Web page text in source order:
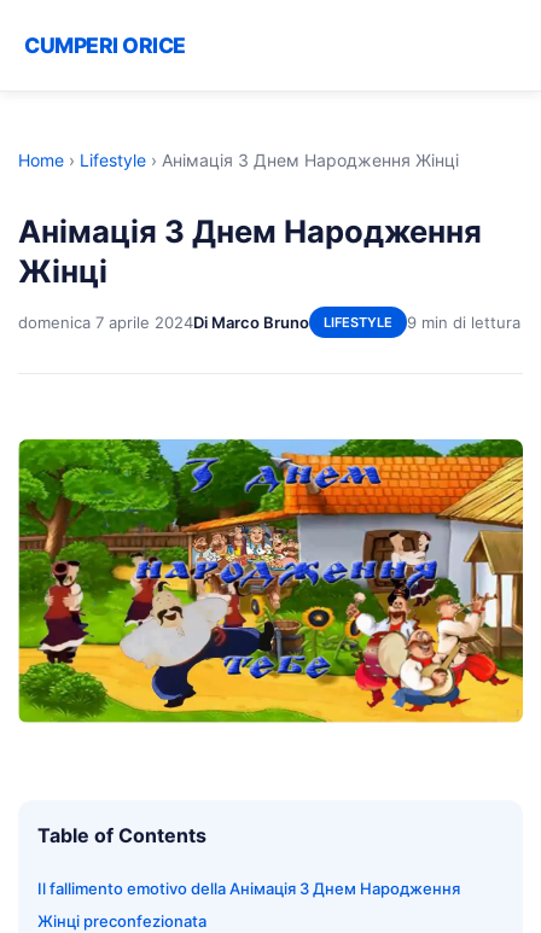
CUMPERI ORICE
Home › Lifestyle › Анімація З Днем Народження Жінці
Анімація З Днем Народження
Жінці
domenica 7 aprile 2024Di Marco Bruno LIFESTYLE 9 min di lettura
Table of Contents
Il fallimento emotivo della Анімація З Днем Народження
Жінці preconfezionata